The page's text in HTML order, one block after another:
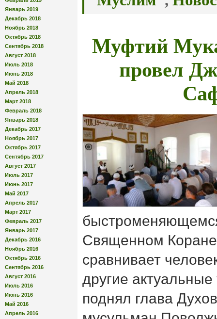
Январь 2019
Декабрь 2018
Ноябрь 2018
Октябрь 2018
Сентябрь 2018
Август 2018
Июль 2018
Июнь 2018
Май 2018
Апрель 2018
Март 2018
Февраль 2018
Январь 2018
Декабрь 2017
Ноябрь 2017
Октябрь 2017
Сентябрь 2017
Август 2017
Июль 2017
Июнь 2017
Май 2017
Апрель 2017
Март 2017
Февраль 2017
Январь 2017
Декабрь 2016
Ноябрь 2016
Октябрь 2016
Сентябрь 2016
Август 2016
Июль 2016
Июнь 2016
Май 2016
Апрель 2016
Муфтий
провел
Священном
сравнивает
другие
поднял глава